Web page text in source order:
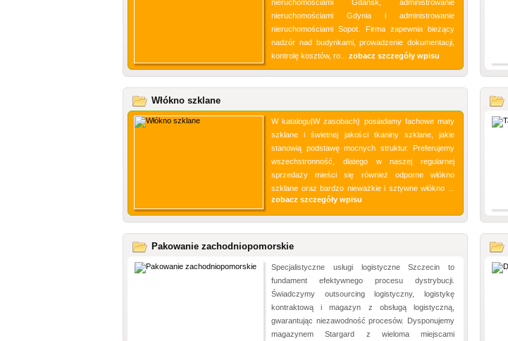
nieruchomościami Gdańsk, administrowanie
nieruchomościami Gdynia i administrowanie
nieruchomościami Sopot. Firma zapewnia bieżący
nadzór nad budynkami, prowadzenie dokumentacji,
kontrolę kosztów, ro... zobacz szczegóły wpisu
Włókno szklane
W katalogu|W zasobach} posiadamy fachowe maty
szklane i świetnej jakości tkaniny szklane, jakie
stanowią podstawę mocnych struktur. Preferujemy
wszechstronność, dlatego w naszej regularnej
sprzedaży mieści się również odporne włókno
szklane oraz bardzo nieważkie i sztywne włókno ...
zobacz szczegóły wpisu
Pakowanie zachodniopomorskie
Specjalistyczne usługi logistyczne Szczecin to
fundament efektywnego procesu dystrybucji.
Świadczymy outsourcing logistyczny, logistykę
kontraktową i magazyn z obsługą logistyczną,
gwarantując niezawodność procesów. Dysponujemy
magazynem Stargard z wieloma miejscami